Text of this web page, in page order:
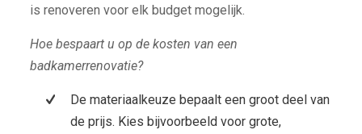
is renoveren voor elk budget mogelijk.
Hoe bespaart u op de kosten van een
badkamerrenovatie?
De materiaalkeuze bepaalt een groot deel van
de prijs. Kies bijvoorbeeld voor grote,